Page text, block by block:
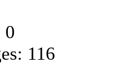
0
116